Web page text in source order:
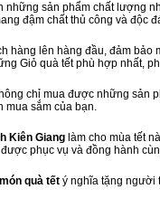
những sản phẩm chất lượng
đậm chất thủ công và độc
hàng lên hàng đầu, đảm
Giỏ quà tết phù hợp nhất,
chỉ mua được những sản
mua sắm của bạn.
Kiên Giang làm cho mùa tết
phục vụ và đồng hành
món quà tết ý nghĩa tặng người